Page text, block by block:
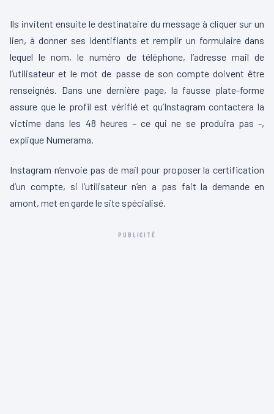
Ils invitent ensuite le destinataire du message à cliquer sur un
lien, à donner ses identifiants et remplir un formulaire dans
lequel le nom, le numéro de téléphone, l’adresse mail de
l’utilisateur et le mot de passe de son compte doivent être
renseignés. Dans une dernière page, la fausse plate-forme
assure que le profil est vérifié et qu’Instagram contactera la
victime dans les 48 heures – ce qui ne se produira pas -,
explique Numerama.
Instagram n’envoie pas de mail pour proposer la certification
d’un compte, si l’utilisateur n’en a pas fait la demande en
amont, met en garde le site spécialisé.
PUBLICITÉ